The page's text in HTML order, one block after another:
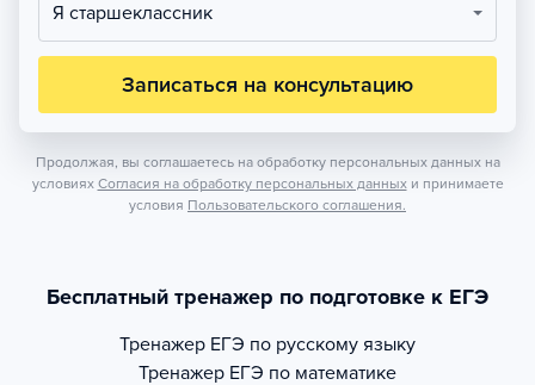
Я старшеклассник
Записаться на консультацию
Продолжая, вы соглашаетесь на обработку персональных данных на
условиях Согласия на обработку персональных данных и принимаете
условия Пользовательского соглашения.
Бесплатный тренажер по подготовке к ЕГЭ
Тренажер ЕГЭ по русскому языку
Тренажер ЕГЭ по математике